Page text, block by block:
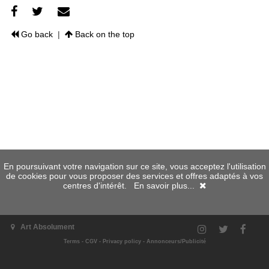
Go back| Back on the top
Art Absolument
Terms- CGV- Privacy policy- Annonceurs/Publicité
En poursuivant votre navigation sur ce site, vous acceptez l'utilisation
de cookies pour vous proposer des services et offres adaptés à vos
centres d'intérêt. En savoir plus...